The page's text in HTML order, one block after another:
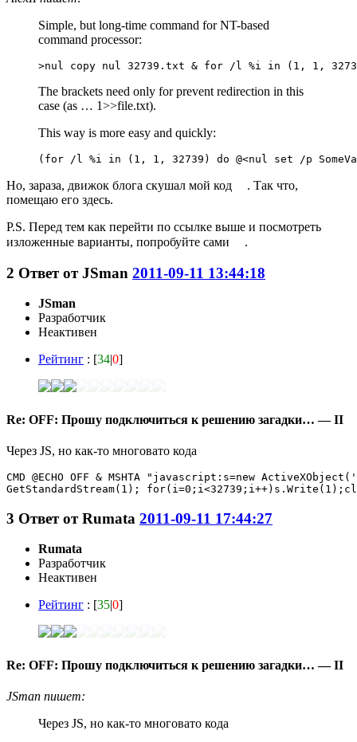
Simple, but long-time command for NT-based
command processor:
>nul copy nul 32739.txt & for /l %i in (1, 1,
The brackets need only for prevent redirection in this
case (as … 1>>file.txt).
This way is more easy and quickly:
(for /l %i in (1, 1, 32739) do @<nul set /p
Но, зараза, движок блога скушал мой код
. Так что,
помещаю его здесь.
P.S. Перед тем как перейти по ссылке выше и посмотреть
изложенные варианты, попробуйте сами
.
2 Ответ отJSmаn 2011-09-11 13:44:18
JSmаn
Разработчик
Неактивен
Рейтинг : [34|0]
Re: OFF: Прошу подключиться к решению загадки… — II
Через JS, но как-то многовато кода
CMD @ECHO OFF & MSHTA "javascript:s=new
GetStandardStream(1);
3 Ответ отRumata 2011-09-11 17:44:27
Rumata
Разработчик
Неактивен
Рейтинг : [35|0]
Re: OFF: Прошу подключиться к решению загадки… — II
JSman пишет:
Через JS, но как-то многовато кода